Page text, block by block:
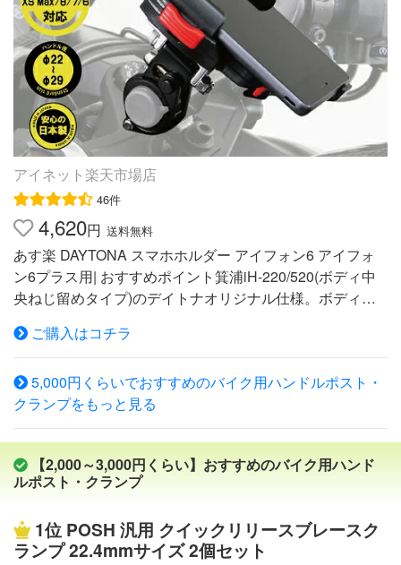
アイネット楽天市場店
46件
4,620円 送料無料
あす楽 DAYTONA スマホホルダー アイフォン6 アイフォ
ン6プラス用| おすすめポイント箕浦iH-220/520(ボディ中
央ねじ留めタイプ)のデイトナオリジナル仕様。ボディ上
着座面を増量確保。片手でも操作しやすい小型ウイングロ
ック&リリースボタン、カラビナホール&シリコンバンド
留め具付き首振りクランプを特別装備。〇スマートフォン
フォルダーWIDE IH-550D/92601 リジットタイプ工具を使
い、クランプ部をネジ止めしたい方におすすめ。●クラン
プ部:ブラックアルマイト仕上げ。首振り部:バレル仕上
げ。※ハンドルに固定する際、クランプ部を一度分解して
組み付けます。部品紛失に十分留意し、クランプ調整ボル
ーWIDE IH-250D/92602 クイックタイプ工具なしで簡単に
クランプの脱着ができます。●クランプ部&首振り部:バレ
ご購入はコチラ
5,000円くらいでおすすめのバイク用ハンドルポスト・
クランプをもっと見る
【2,000～3,000円くらい】おすすめのバイク用ハンド
ルポスト・クランプ
1位 POSH 汎用 クイックリリースブレースク
ランプ 22.4mmサイズ 2個セット